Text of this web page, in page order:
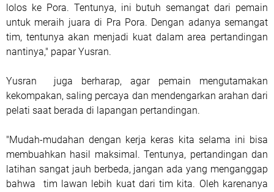
lolos ke Pora. Tentunya, ini butuh semangat dari pemain
untuk meraih juara di Pra Pora. Dengan adanya semangat
tim, tentunya akan menjadi kuat dalam area pertandingan
nantinya," papar Yusran.
Yusran juga berharap, agar pemain mengutamakan
kekompakan, saling percaya dan mendengarkan arahan dari
pelati saat berada di lapangan pertandingan.
"Mudah-mudahan dengan kerja keras kita selama ini bisa
membuahkan hasil maksimal. Tentunya, pertandingan dan
latihan sangat jauh berbeda, jangan ada yang menganggap
bahwa tim lawan lebih kuat dari tim kita. Oleh karenanya